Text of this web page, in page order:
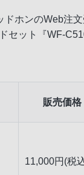
ホンのWeb注
セット『WF-
販売価格
11,000円(税